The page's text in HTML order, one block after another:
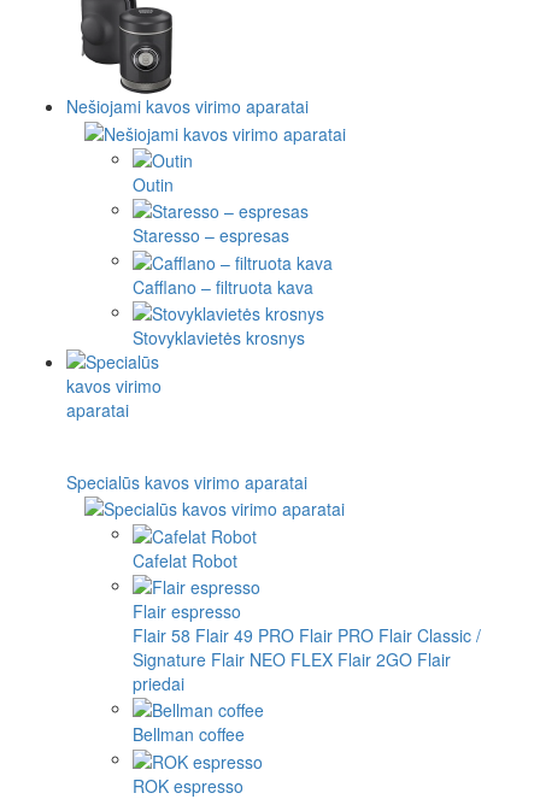
Nešiojami kavos virimo aparatai
Outin
Staresso – espresas
Cafflano – filtruota kava
Stovyklavietės krosnys
Specialūs kavos virimo aparatai
Cafelat Robot
Flair espresso
Flair 58 Flair 49 PRO Flair PRO Flair Classic /
Signature Flair NEO FLEX Flair 2GO Flair
priedai
Bellman coffee
ROK espresso